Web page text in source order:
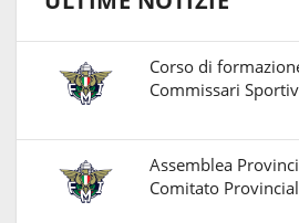
Corso di
Commissari
Assemblea
Comitato